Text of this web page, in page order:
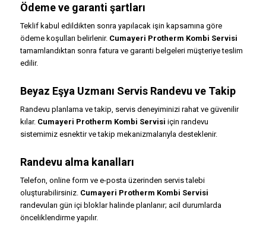
Ödeme ve garanti şartları
Teklif kabul edildikten sonra yapılacak işin kapsamına göre
ödeme koşulları belirlenir. Cumayeri Protherm Kombi Servisi
tamamlandıktan sonra fatura ve garanti belgeleri müşteriye teslim
edilir.
Beyaz Eşya Uzmanı Servis Randevu ve Takip
Randevu planlama ve takip, servis deneyiminizi rahat ve güvenilir
kılar. Cumayeri Protherm Kombi Servisi için randevu
sistemimiz esnektir ve takip mekanizmalarıyla desteklenir.
Randevu alma kanalları
Telefon, online form ve e-posta üzerinden servis talebi
oluşturabilirsiniz. Cumayeri Protherm Kombi Servisi
randevuları gün içi bloklar halinde planlanır; acil durumlarda
önceliklendirme yapılır.